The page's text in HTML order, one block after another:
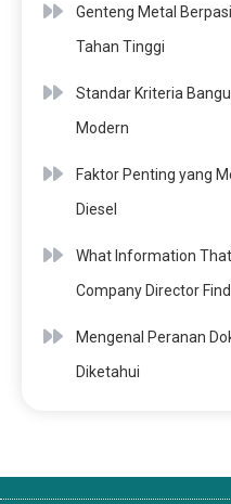
Genteng Metal
Tahan Tinggi
Standar Kriteria
Modern
Faktor Penting yang
Diesel
What Information
Company Director
Mengenal Peranan
Diketahui